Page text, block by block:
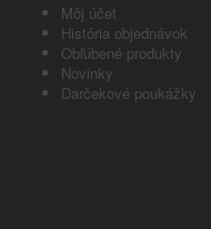
Môj účet
História objednávok
Obľúbené produkty
Novinky
Darčekové poukážky